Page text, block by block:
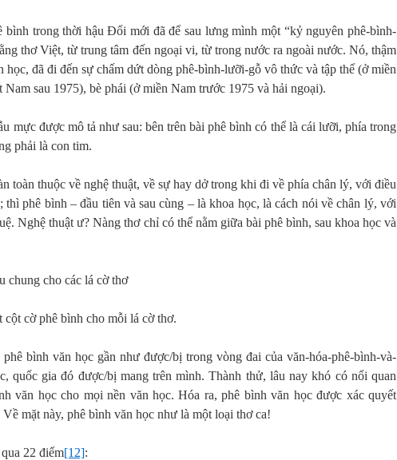
bình trong thời hậu Đổi mới đã để sau lưng mình một “kỷ nguyên phê-bình-
thơ Việt, từ trung tâm đến ngoại vi, từ trong nước ra ngoài nước. Nó, thậm
đã đi đến sự chấm dứt dòng phê-bình-lưỡi-gỗ vô thức và tập thể (ở miền
sau 1975), bè phái (ở miền Nam trước 1975 và hải ngoại).
mực được mô tả như sau: bên trên bài phê bình có thể là cái lưỡi, phía trong
phải là con tim.
toàn thuộc về nghệ thuật, về sự hay dở trong khi đi về phía chân lý, với điều
thì phê bình – đầu tiên và sau cùng – là khoa học, là cách nói về chân lý, với
Nghệ thuật ư? Nàng thơ chỉ có thể nằm giữa bài phê bình, sau khoa học và
chung cho các lá cờ thơ
cột cờ phê bình cho mỗi lá cờ thơ.
bình văn học gần như được/bị trong vòng đai của văn-hóa-phê-bình-và-
quốc gia đó được/bị mang trên mình. Thành thử, lâu nay khó có nổi quan
văn học cho mọi nền văn học. Hóa ra, phê bình văn học được xác quyết
mặt này, phê bình văn học như là một loại thơ ca!
22 điểm[12]: